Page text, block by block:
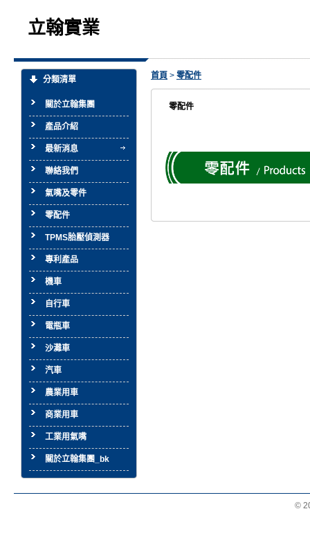
立翰實業
分類清單
關於立翰集團
產品介紹
最新消息
聯絡我們
氣嘴及零件
零配件
TPMS胎壓偵測器
專利產品
機車
自行車
電瓶車
沙灘車
汽車
農業用車
商業用車
工業用氣嘴
關於立翰集團_bk
首頁 > 零配件
零配件
©